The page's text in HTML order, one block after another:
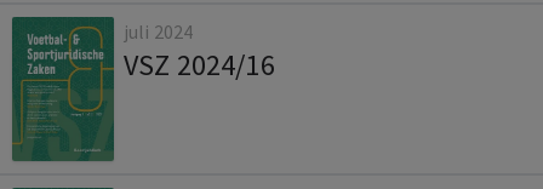
juli 2024
VSZ 2024/16